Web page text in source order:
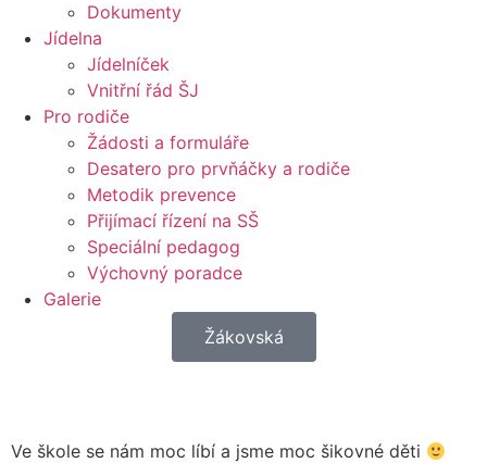
Dokumenty
Jídelna
Jídelníček
Vnitřní řád ŠJ
Pro rodiče
Žádosti a formuláře
Desatero pro prvňáčky a rodiče
Metodik prevence
Přijímací řízení na SŠ
Speciální pedagog
Výchovný poradce
Galerie
Žákovská
Ve škole se nám moc líbí a jsme moc šikovné děti